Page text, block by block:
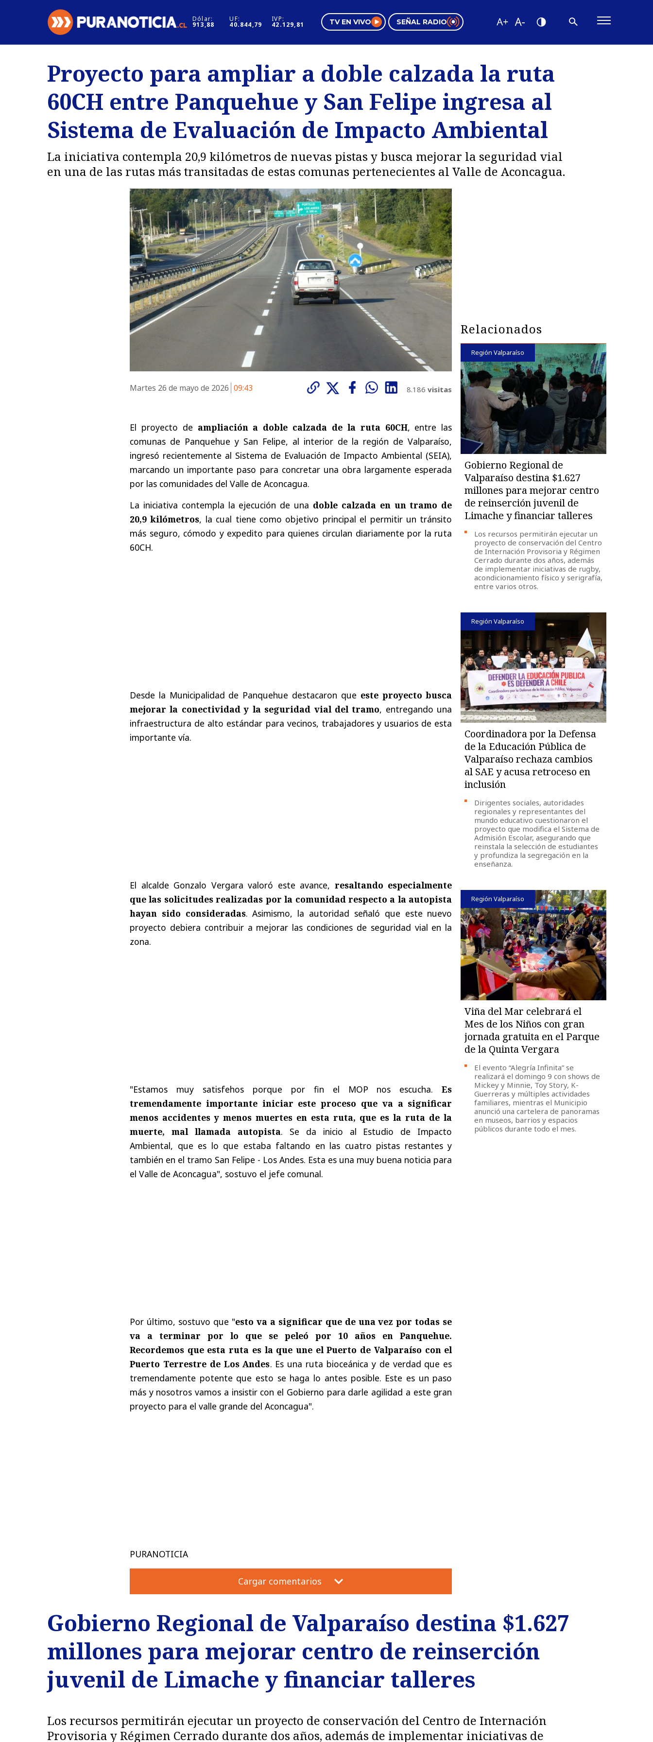
Dólar:
913,88
UF:
40.844,79
IVP:
42.129,81 TV EN VIVO SEÑAL RADIO
Regiones
Deportes
Internacional
Motores
Negocios
Pura Mujer
Tendencias
Videos
Proyecto para ampliar a doble calzada la ruta
60CH entre Panquehue y San Felipe ingresa al
Sistema de Evaluación de Impacto Ambiental
La iniciativa contempla 20,9 kilómetros de nuevas pistas y busca mejorar la seguridad vial
en una de las rutas más transitadas de estas comunas pertenecientes al Valle de Aconcagua.
Martes 26 de mayo de 2026 09:43 8.186 visitas
El proyecto de ampliación a doble calzada de la ruta 60CH, entre las
comunas de Panquehue y San Felipe, al interior de la región de Valparaíso,
ingresó recientemente al Sistema de Evaluación de Impacto Ambiental (SEIA),
marcando un importante paso para concretar una obra largamente esperada
por las comunidades del Valle de Aconcagua.
La iniciativa contempla la ejecución de una doble calzada en un tramo de
20,9 kilómetros, la cual tiene como objetivo principal el permitir un tránsito
más seguro, cómodo y expedito para quienes circulan diariamente por la ruta
60CH.
Desde la Municipalidad de Panquehue destacaron que este proyecto busca
mejorar la conectividad y la seguridad vial del tramo, entregando una
infraestructura de alto estándar para vecinos, trabajadores y usuarios de esta
importante vía.
El alcalde Gonzalo Vergara valoró este avance, resaltando especialmente
que las solicitudes realizadas por la comunidad respecto a la autopista
hayan sido consideradas. Asimismo, la autoridad señaló que este nuevo
proyecto debiera contribuir a mejorar las condiciones de seguridad vial en la
zona.
"Estamos muy satisfehos porque por fin el MOP nos escucha.Es
tremendamente importante iniciar este proceso que va a significar
menos accidentes y menos muertes en esta ruta, que es la ruta de la
muerte, mal llamada autopista. Se da inicio al Estudio de Impacto
Ambiental, que es lo que estaba faltando en las cuatro pistas restantes y
también en el tramo San Felipe - Los Andes. Esta es una muy buena noticia para
el Valle de Aconcagua", sostuvo el jefe comunal.
Por último, sostuvo que "esto va a significar que de una vez por todas se
va a terminar por lo que se peleó por 10 años en Panquehue.
Recordemos que esta ruta es la que une el Puerto de Valparaíso con el
Puerto Terrestre de Los Andes. Es una ruta bioceánica y de verdad que es
tremendamente potente que esto se haga lo antes posible. Este es un paso
más y nosotros vamos a insistir con el Gobierno para darle agilidad a este gran
proyecto para el valle grande del Aconcagua".
PURANOTICIA
Cargar comentarios
Relacionados
Región Valparaíso
Gobierno Regional de
Valparaíso destina $1.627
millones para mejorar centro
de reinserción juvenil de
Limache y financiar talleres
Los recursos permitirán ejecutar un
proyecto de conservación del Centro
de Internación Provisoria y Régimen
Cerrado durante dos años, además
de implementar iniciativas de rugby,
acondicionamiento físico y serigrafía,
entre varios otros.
Región Valparaíso
Coordinadora por la Defensa
de la Educación Pública de
Valparaíso rechaza cambios
al SAE y acusa retroceso en
inclusión
Dirigentes sociales, autoridades
regionales y representantes del
mundo educativo cuestionaron el
proyecto que modifica el Sistema de
Admisión Escolar, asegurando que
reinstala la selección de estudiantes
y profundiza la segregación en la
enseñanza.
Región Valparaíso
Viña del Mar celebrará el
Mes de los Niños con gran
jornada gratuita en el Parque
de la Quinta Vergara
El evento “Alegría Infinita” se
realizará el domingo 9 con shows de
Mickey y Minnie, Toy Story, K-
Guerreras y múltiples actividades
familiares, mientras el Municipio
anunció una cartelera de panoramas
en museos, barrios y espacios
públicos durante todo el mes.
Gobierno Regional de Valparaíso destina $1.627
millones para mejorar centro de reinserción
juvenil de Limache y financiar talleres
Los recursos permitirán ejecutar un proyecto de conservación del Centro de Internación
Provisoria y Régimen Cerrado durante dos años, además de implementar iniciativas de